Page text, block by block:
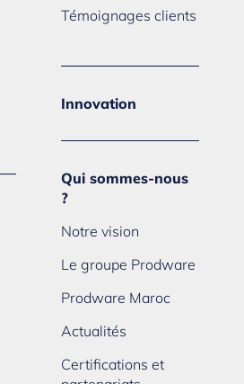
Témoignages clients
Innovation
Qui sommes-nous
?
Notre vision
Le groupe Prodware
Prodware Maroc
Actualités
Certifications et